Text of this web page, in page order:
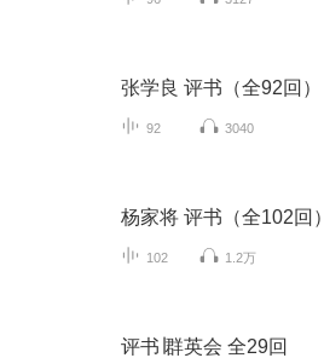
张学良 评书（全92回）
92 3040
杨家将 评书（全102回）
102 1.2万
评书∣群英会 全29回